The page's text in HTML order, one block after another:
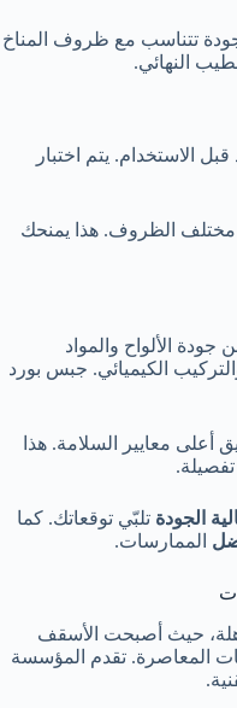
تتناسب مع ظروف المناخ
النهائي.
الاستخدام. يتم اختبار
مختلف الظروف. هذا يمنحك
الألواح والمواد
الكيميائي. جبس بورد
أعلى معايير السلامة. هذا
الجودة تلبّي توقعاتك. كما
الممارسات.
حيث أصبحت الأسقف
المعاصرة. تقدم المؤسسة